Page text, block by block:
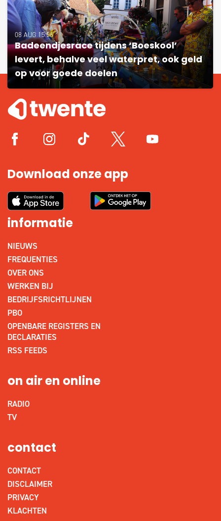
08 AUG 15:56
Badeendjesrace tijdens ‘Boeskool’
levert, behalve veel waterpret, ook geld
op voor goede doelen
Download onze app
informatie
NIEUWS
FREQUENTIES
OVER ONS
WERKEN BIJ
BEDRIJFSRICHTLIJNEN
PBO
OPENBARE REGISTERS EN
DECLARATIES
RSS FEEDS
on air en online
RADIO
TV
contact
CONTACT
DISCLAIMER
PRIVACY
KLACHTEN